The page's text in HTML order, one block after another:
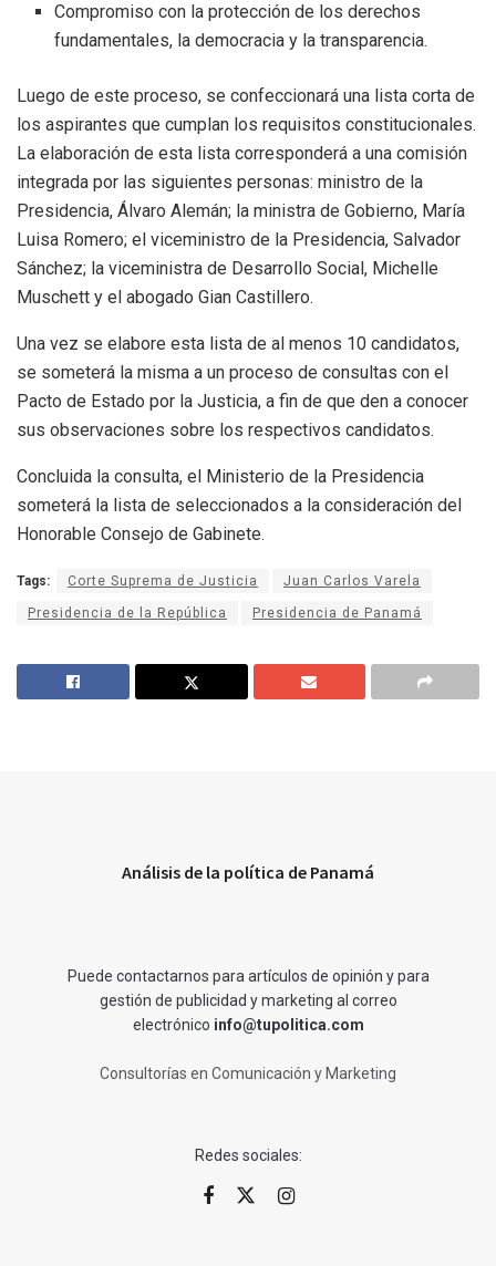
Compromiso con la protección de los derechos
fundamentales, la democracia y la transparencia.
Luego de este proceso, se confeccionará una lista corta de
los aspirantes que cumplan los requisitos constitucionales.
La elaboración de esta lista corresponderá a una comisión
integrada por las siguientes personas: ministro de la
Presidencia, Álvaro Alemán; la ministra de Gobierno, María
Luisa Romero; el viceministro de la Presidencia, Salvador
Sánchez; la viceministra de Desarrollo Social, Michelle
Muschett y el abogado Gian Castillero.
Una vez se elabore esta lista de al menos 10 candidatos,
se someterá la misma a un proceso de consultas con el
Pacto de Estado por la Justicia, a fin de que den a conocer
sus observaciones sobre los respectivos candidatos.
Concluida la consulta, el Ministerio de la Presidencia
someterá la lista de seleccionados a la consideración del
Honorable Consejo de Gabinete.
Tags: Corte Suprema de Justicia Juan Carlos Varela
Presidencia de la República Presidencia de Panamá
Análisis de la política de Panamá
Puede contactarnos para artículos de opinión y para
gestión de publicidad y marketing al correo
electrónico info@tupolitica.com
Consultorías en Comunicación y Marketing
Redes sociales: